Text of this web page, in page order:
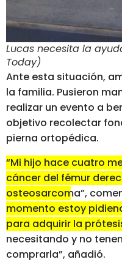
Lucas necesita la
Today)
Ante esta situación,
la familia. Pusieron
realizar un evento a
objetivo recolectar
pierna ortopédica.
“Mi hijo hace cuatro
cáncer del fémur
osteosarcoma”,
momento estoy
para adquirir la
necesitando y no
comprarla”, añadió.